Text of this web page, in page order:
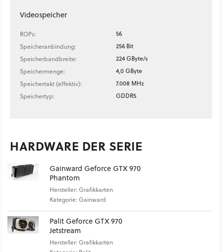
Videospeicher
ROPs:
56
Speicheranbindung:
256 Bit
Speicherbandbreite:
224 GByte/s
Speichermenge:
4,0 GByte
Speichertakt (effektiv):
7.008 MHz
Speichertyp:
GDDR5
HARDWARE DER SERIE
Gainward Geforce GTX 970
Phantom
Hersteller: Grafikkarten
Kategorie: Gainward
Palit Geforce GTX 970
Jetstream
Hersteller: Grafikkarten